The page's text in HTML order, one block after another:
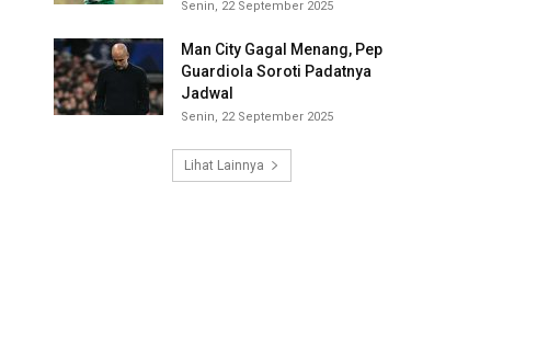
Senin, 22 September 2025
Man City Gagal Menang, Pep
Guardiola Soroti Padatnya
Jadwal
Senin, 22 September 2025
Lihat Lainnya